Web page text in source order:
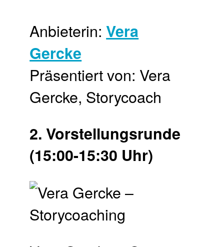
Anbieterin:Vera
Gercke
Präsentiert von: Vera
Gercke, Storycoach
2. Vor­stellungs­runde
(15:00-15:30 Uhr)